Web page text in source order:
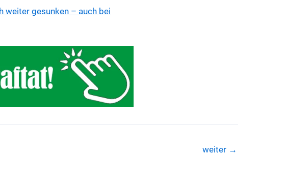
weiter gesunken – auch bei
weiter →